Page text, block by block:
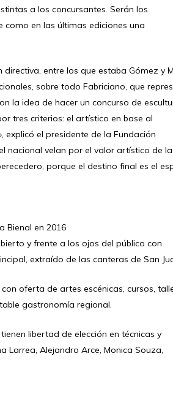
a los concursantes. Serán los
en las últimas ediciones una
entre los que estaba Gómez y
sobre todo Fabriciano, que
la idea de hacer un concurso de
tres criterios: el artístico en base al
el presidente de la Fundación
nacional velan por el valor artístico de la
porque el destino final es el
Bienal en 2016
y frente a los ojos del público con
extraído de las canteras de San
oferta de artes escénicas, cursos,
gastronomía regional.
libertad de elección en técnicas y
Larrea, Alejandro Arce, Monica Souza,